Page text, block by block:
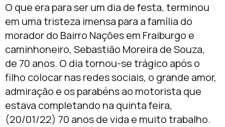
O que era para ser um dia de festa, terminou
em uma tristeza imensa para a família do
morador do Bairro Nações em Fraiburgo e
caminhoneiro, Sebastião Moreira de Souza,
de 70 anos. O dia tornou-se trágico após o
filho colocar nas redes sociais, o grande amor,
admiração e os parabéns ao motorista que
estava completando na quinta feira,
(20/01/22) 70 anos de vida e muito trabalho.